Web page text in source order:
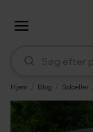
Hjem Blog Solceller